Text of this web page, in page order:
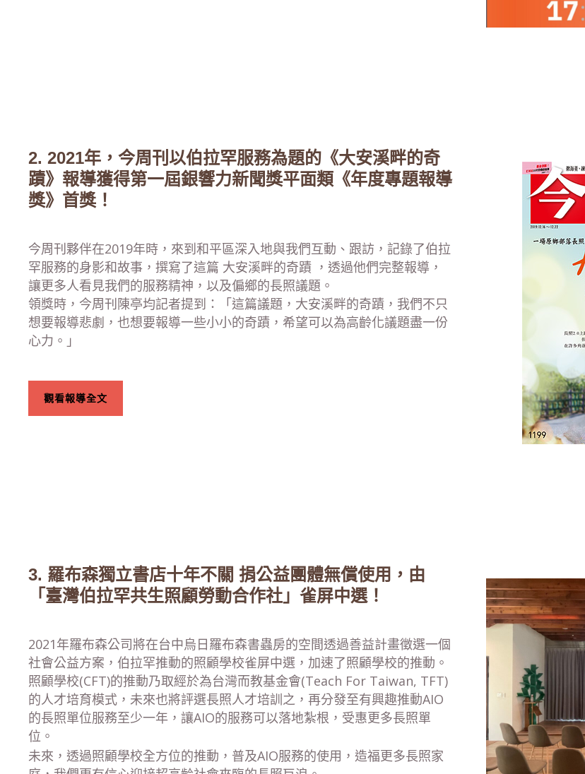
2. 2021年，今周刊以伯拉罕服務為題的《大安溪畔的奇
蹟》報導獲得第一屆銀響力新聞獎平面類《年度專題報導
獎》首獎！
今周刊夥伴在2019年時，來到和平區深入地與我們互動、跟訪，記錄了伯拉
罕服務的身影和故事，撰寫了這篇 大安溪畔的奇蹟 ，透過他們完整報導，
讓更多人看見我們的服務精神，以及偏鄉的長照議題。
領獎時，今周刊陳亭均記者提到：「這篇議題，大安溪畔的奇蹟，我們不只
想要報導悲劇，也想要報導一些小小的奇蹟，希望可以為高齡化議題盡一份
心力。」
觀看報導全文
3. 羅布森獨立書店十年不關 捐公益團體無償使用，由
「臺灣伯拉罕共生照顧勞動合作社」雀屏中選！
2021年羅布森公司將在台中烏日羅布森書蟲房的空間透過善益計畫徵選一個
社會公益方案，伯拉罕推動的照顧學校雀屏中選，加速了照顧學校的推動。
照顧學校(CFT)的推動乃取經於為台灣而教基金會(Teach For Taiwan, TFT)
的人才培育模式，未來也將評選長照人才培訓之，再分發至有興趣推動AIO
的長照單位服務至少一年，讓AIO的服務可以落地紮根，受惠更多長照單
位。
未來，透過照顧學校全方位的推動，普及AIO服務的使用，造福更多長照家